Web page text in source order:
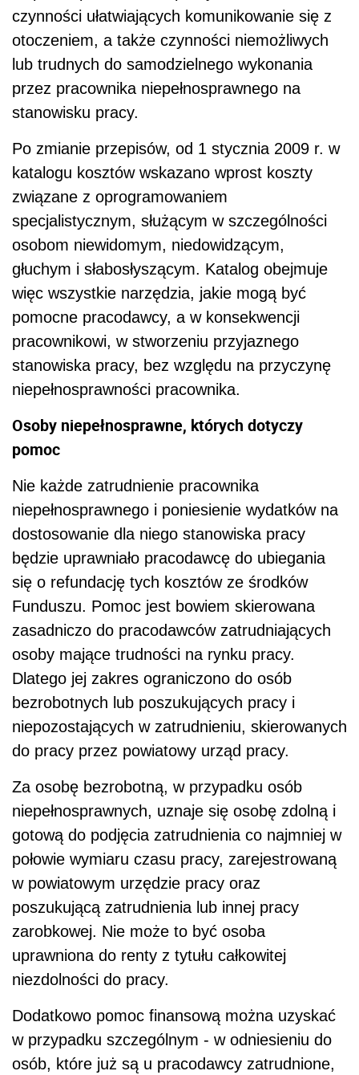
czynności ułatwiających komunikowanie się z
otoczeniem, a także czynności niemożliwych
lub trudnych do samodzielnego wykonania
przez pracownika niepełnosprawnego na
stanowisku pracy.
Po zmianie przepisów, od 1 stycznia 2009 r. w
katalogu kosztów wskazano wprost koszty
związane z oprogramowaniem
specjalistycznym, służącym w szczególności
osobom niewidomym, niedowidzącym,
głuchym i słabosłyszącym. Katalog obejmuje
więc wszystkie narzędzia, jakie mogą być
pomocne pracodawcy, a w konsekwencji
pracownikowi, w stworzeniu przyjaznego
stanowiska pracy, bez względu na przyczynę
niepełnosprawności pracownika.
Osoby niepełnosprawne, których dotyczy
pomoc
Nie każde zatrudnienie pracownika
niepełnosprawnego i poniesienie wydatków na
dostosowanie dla niego stanowiska pracy
będzie uprawniało pracodawcę do ubiegania
się o refundację tych kosztów ze środków
Funduszu. Pomoc jest bowiem skierowana
zasadniczo do pracodawców zatrudniających
osoby mające trudności na rynku pracy.
Dlatego jej zakres ograniczono do osób
bezrobotnych lub poszukujących pracy i
niepozostających w zatrudnieniu, skierowanych
do pracy przez powiatowy urząd pracy.
Za osobę bezrobotną, w przypadku osób
niepełnosprawnych, uznaje się osobę zdolną i
gotową do podjęcia zatrudnienia co najmniej w
połowie wymiaru czasu pracy, zarejestrowaną
w powiatowym urzędzie pracy oraz
poszukującą zatrudnienia lub innej pracy
zarobkowej. Nie może to być osoba
uprawniona do renty z tytułu całkowitej
niezdolności do pracy.
Dodatkowo pomoc finansową można uzyskać
w przypadku szczególnym - w odniesieniu do
osób, które już są u pracodawcy zatrudnione,